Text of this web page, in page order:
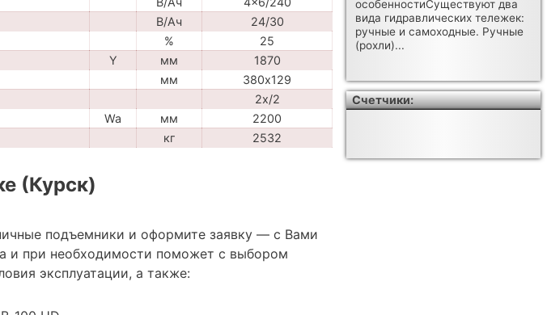
В/Ач
24/30
%
25
Y мм
1870
мм
380х129
2x/2
Wa мм
2200
кг 2532
(Курск)
подъемники и оформите заявку — с Вами
и при необходимости поможет с выбором
эксплуатации, а также:
особенностиСуществуют два
вида гидравлических тележек:
ручные и самоходные. Ручные
(рохли)...
Счетчики: